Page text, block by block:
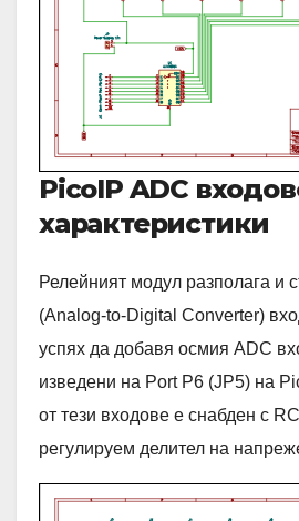
PicoIP ADC
характеристики
Релейният модул разполага и
(Analog-to-Digital Converter)
успях да добавя осмия ADC
изведени на Port P6 (JP5) на
от тези входове е снабден с
регулируем делител на